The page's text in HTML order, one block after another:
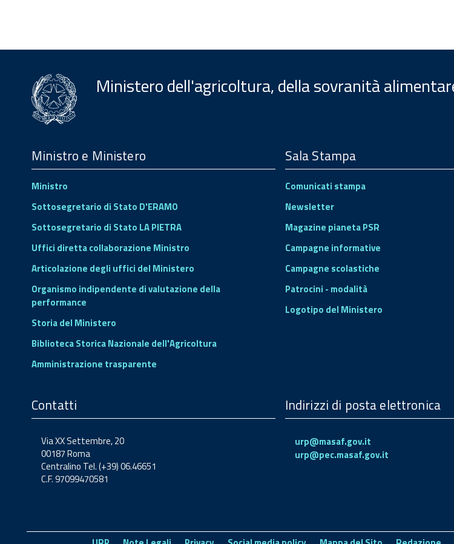
Ministero dell'agricoltura, della sovranità
Footer
Ministro e Ministero
Ministro
Sottosegretario di Stato D'ERAMO
Sottosegretario di Stato LA PIETRA
Uffici diretta collaborazione Ministro
Articolazione degli uffici del Ministero
Organismo indipendente di valutazione della
performance
Storia del Ministero
Biblioteca Storica Nazionale dell'Agricoltura
Amministrazione trasparente
Sala Stampa
Comunicati stampa
Newsletter
Magazine pianeta PSR
Campagne informative
Campagne scolastiche
Patrocini - modalità
Logotipo del Ministero
Contatti
Via XX Settembre, 20
00187 Roma
Centralino Tel. (+39) 06.46651
C.F. 97099470581
Indirizzi di posta elettronica
urp@masaf.gov.it
urp@pec.masaf.gov.it